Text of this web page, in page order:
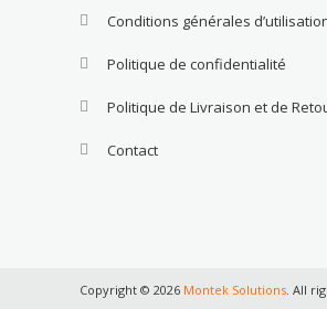
Conditions générales
Politique de confidentialité
Politique de Livraison et de
Contact
Copyright © 2026 Montek Solutions . All